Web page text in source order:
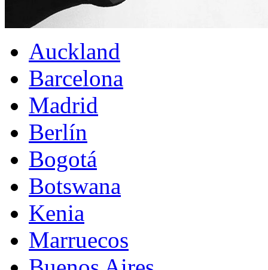
Auckland
Barcelona
Madrid
Berlín
Bogotá
Botswana
Kenia
Marruecos